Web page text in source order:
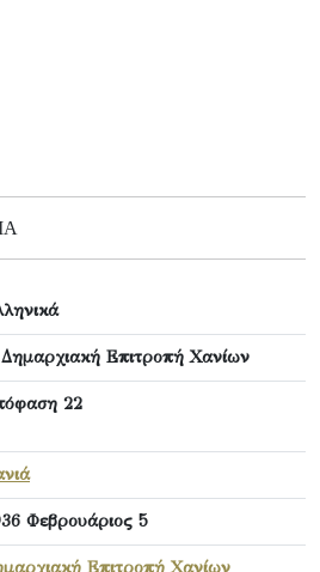
Επιτροπή Χανίων
22
Φεβρουάριος 5
Επιτροπή Χανίων